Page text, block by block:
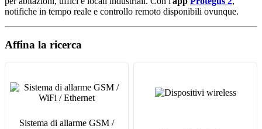
notifiche in tempo reale e controllo remoto disponibili ovunque.
Affina la ricerca
Sistema di allarme GSM /